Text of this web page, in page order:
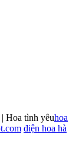
Hoa tình yêuhoa
điện hoa hà